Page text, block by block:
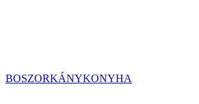
BOSZORKÁNYKONYHA